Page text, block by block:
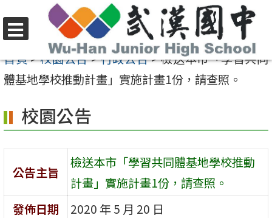
至
要
容
區
選
單
首頁>校園公告>行政公告>檢送本市「學習共同
體基地學校推動計畫」實施計畫1份，請查照。
校園公告
公告主旨
檢送本市「學習共同體基地學校推動
計畫」實施計畫1份，請查照。
發佈日期
2020 年 5 月 20 日